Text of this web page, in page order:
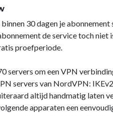
30 dagen je
de service toch
proefperiode.
servers om een VPN
servers van NordVPN:
altijd handmatig laten
apparaten een